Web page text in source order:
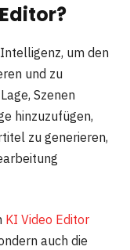
um den
und zu
Szenen
hinzuzufügen,
zu generieren,
KI Video Editor
auch die